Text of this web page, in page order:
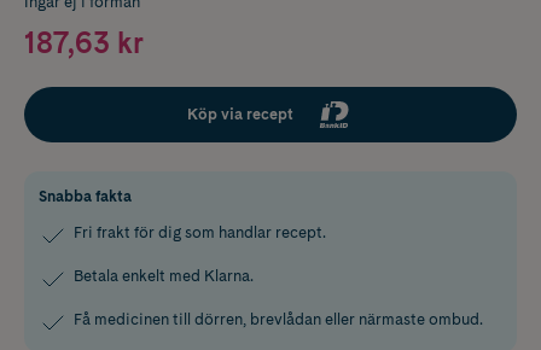
187,63 kr
Köp via recept
Snabba fakta
Fri frakt för dig som handlar recept.
Betala enkelt med Klarna.
Få medicinen till dörren, brevlådan eller närmaste ombud.